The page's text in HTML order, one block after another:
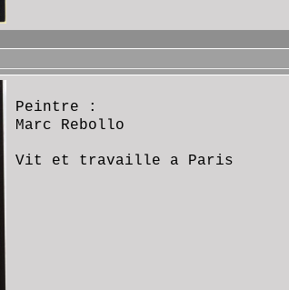
Peintre :
Marc Rebollo
Vit et travaille a Paris